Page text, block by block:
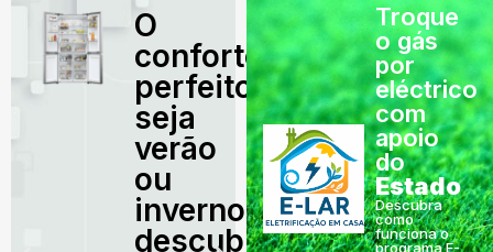
O
conforto
perfeito,
seja
verão
ou
inverno,
descubra
Troque
o gás
por
eléctrico
com
apoio
do
Estado
Descubra
como
funciona o
programa E-